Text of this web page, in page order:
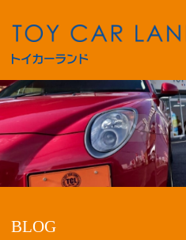
BLOG